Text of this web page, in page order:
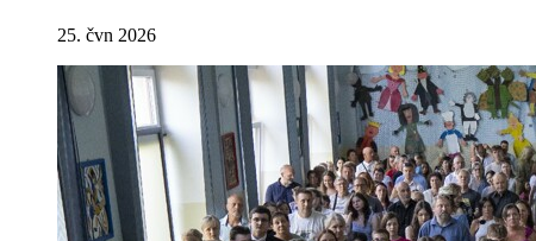
25. čvn 2026